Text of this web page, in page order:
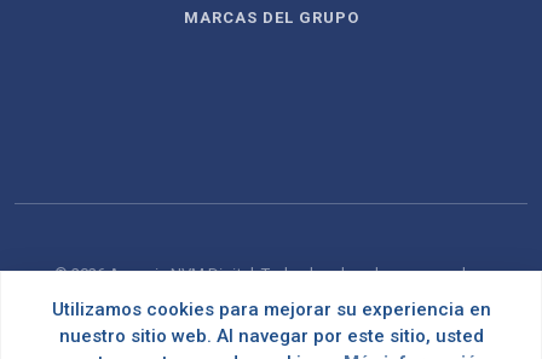
MARCAS DEL GRUPO
© 2026 Agencia NVM Digital. Todos los derechos reservados.
Desarrollado con por OMNES
Utilizamos cookies para mejorar su experiencia en
nuestro sitio web. Al navegar por este sitio, usted